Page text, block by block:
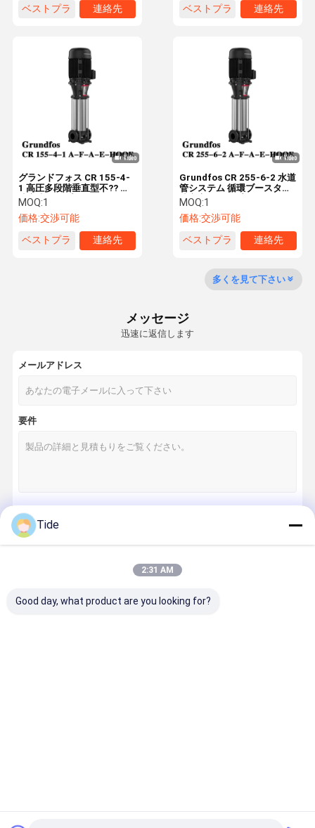
ホーム 製品 企業情報 会社案内
品質管理 お問い合わせ 見積依頼
消火活動システム
新鮮な空気システム
ラインブースターポンプ
熱交換器
ベストプラ
連絡先
ベストプラ
連絡先
Grundfos CR 255-6-2 水道
管システム 循環ブースター
遠心高圧ポンプ
MOQ:1
価格:交渉可能
ベストプラ
連絡先
グランドフォス CR 155-4-
1 高圧多段階垂直型不?? 鋼
遠心水ポンプ
MOQ:1
価格:交渉可能
ベストプラ
連絡先
多くを見て下さい
メッセージ
迅速に返信します
メールアドレス
要件
Tide
2:31 AM
Good day, what product are you looking for?